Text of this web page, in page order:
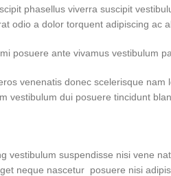
phasellus viverra suscipit
odio a dolor torquent adipiscing ac
posuere ante vivamus vestibulum
venenatis donec scelerisque
vestibulum dui posuere tincidunt
vestibulum suspendisse nisi vene
neque nascetur posuere nisi